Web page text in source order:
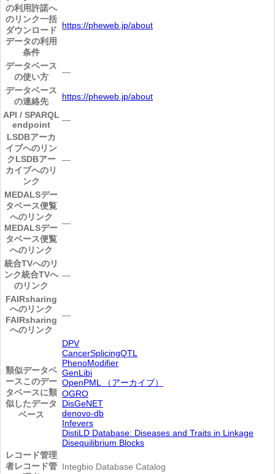
の利用許諾へ
のリンク一括
ダウンロード
データの利用
条件
https://pheweb.jp/about
データベース
の使い方
―
データベース
の連絡先
https://pheweb.jp/about
API / SPARQL
endpoint
―
LSDBアーカ
イブへのリン
クLSDBアー
カイブへのリ
ンク
―
MEDALSデー
タベース便覧
へのリンク
MEDALSデー
タベース便覧
へのリンク
―
統合TVへのリ
ンク統合TVへ
のリンク
―
FAIRsharing
へのリンク
FAIRsharing
へのリンク
―
類似データベ
ースこのデー
タベースに類
似したデータ
ベース
DPV
CancerSplicingQTL
PhenoModifier
GenLibi
OpenPML （アーカイブ）
OGRO
DisGeNET
denovo-db
Infevers
DistiLD Database: Diseases and Traits in Linkage
Disequilibrium Blocks
レコード管理
者レコード管 Integbio Database Catalog